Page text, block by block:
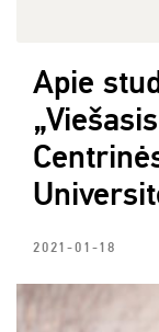
Apie
2021-01-18